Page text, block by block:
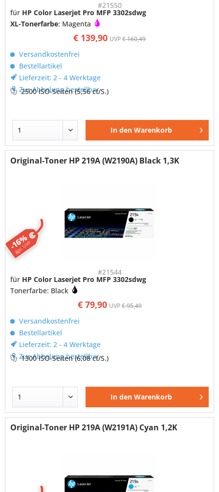
#21550
€ 139,90 UVP€ 160,49
für HP Color Laserjet Pro MFP 3302sdwg
XL-Tonerfarbe: Magenta
Versandkostenfrei
Bestellartikel
Lieferzeit: 2 - 4 Werktage
Zur Abholung bestellbar
2500 ISO-Seiten(5,56 ct/S.)
In den Warenkorb
-16%
ggü. UVP
Original-Toner HP 219A (W2190A) Black 1,3K
#21544
€ 79,90 UVP€ 95,49
für HP Color Laserjet Pro MFP 3302sdwg
Tonerfarbe: Black
Versandkostenfrei
Bestellartikel
Lieferzeit: 2 - 4 Werktage
Zur Abholung bestellbar
1300 ISO-Seiten(6,08 ct/S.)
In den Warenkorb
Original-Toner HP 219A (W2191A) Cyan 1,2K